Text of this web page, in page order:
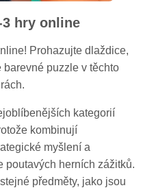
3 hry online
Prohazujte dlaždice,
puzzle v těchto
kategorií
kombinují
myšlení a
poutavých herních zážitků.
předměty, jako jsou